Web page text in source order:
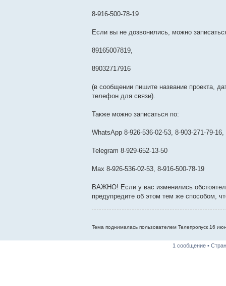
8-916-500-78-19
Если вы не дозвонились, можно
89165007819,
89032717916
(в сообщении пишите название проекта,
телефон для связи).
Также можно записаться по:
WhatsApp 8-926-536-02-53, 8-903-271-79-
Telegram 8-929-652-13-50
Max 8-926-536-02-53, 8-916-500-78-19
ВАЖНО! Если у вас изменились
предупредите об этом тем же способом,
Тема поднималась пользователем Телепропуск 16
1 сообщение •